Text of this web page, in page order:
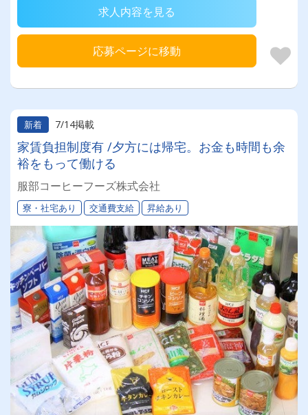
求人内容を見る
応募ページに移動
新着 7/14掲載
家賃負担制度有 /夕方には帰宅。お金も時間も余
裕をもって働ける
服部コーヒーフーズ株式会社
寮・社宅あり 交通費支給 昇給あり